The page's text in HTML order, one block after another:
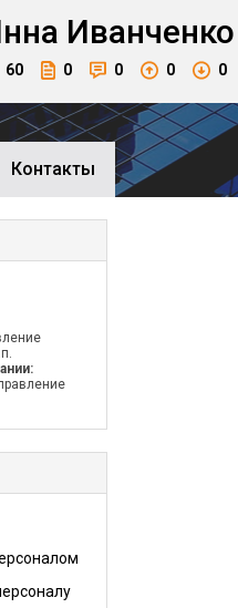
Иванченко
60 0 0 0 0
Контакты